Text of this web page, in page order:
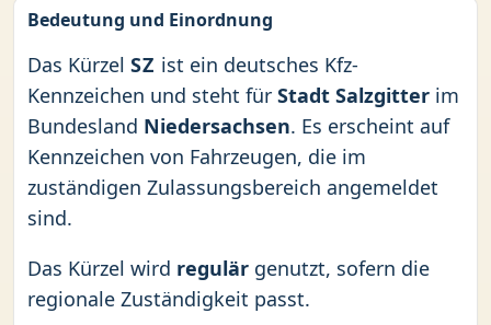
Bedeutung und Einordnung
Das Kürzel SZ ist ein deutsches Kfz-
Kennzeichen und steht für Stadt Salzgitter im
Bundesland Niedersachsen. Es erscheint auf
Kennzeichen von Fahrzeugen, die im
zuständigen Zulassungsbereich angemeldet
sind.
Das Kürzel wird regulär genutzt, sofern die
regionale Zuständigkeit passt.